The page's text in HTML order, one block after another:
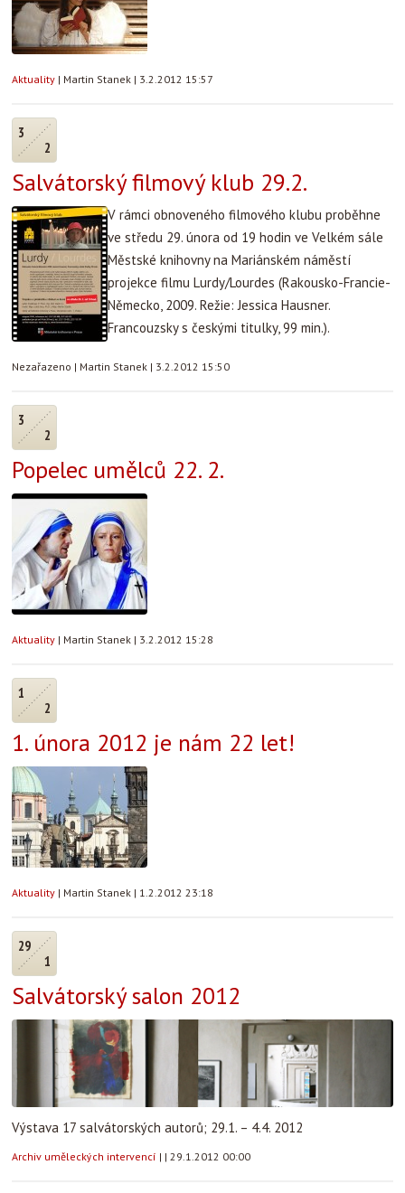
Aktuality | Martin Stanek | 3.2.2012 15:57
3
2
Salvátorský filmový klub 29.2.
V rámci obnoveného filmového klubu proběhne
ve středu 29. února od 19 hodin ve Velkém sále
Městské knihovny na Mariánském náměstí
projekce filmu Lurdy/Lourdes (Rakousko-Francie-
Německo, 2009. Režie: Jessica Hausner.
Francouzsky s českými titulky, 99 min.).
Nezařazeno | Martin Stanek | 3.2.2012 15:50
3
2
Popelec umělců 22. 2.
Aktuality | Martin Stanek | 3.2.2012 15:28
1
2
1. února 2012 je nám 22 let!
Aktuality | Martin Stanek | 1.2.2012 23:18
29
1
Salvátorský salon 2012
Výstava 17 salvátorských autorů; 29.1. – 4.4. 2012
Archiv uměleckých intervencí | | 29.1.2012 00:00